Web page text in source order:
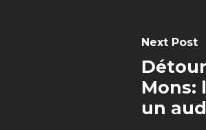
Next Post
Mons:
un